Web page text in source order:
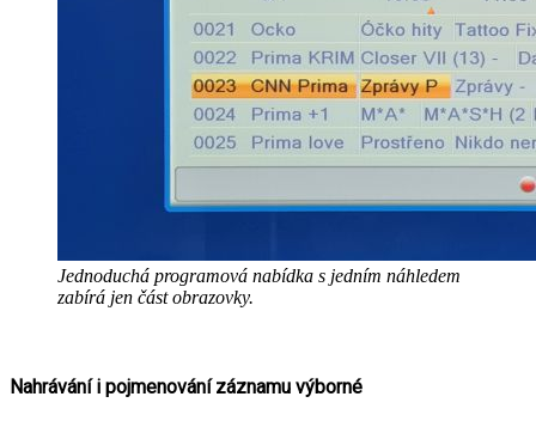
Jednoduchá programová nabídka s jedním náhledem
zabírá jen část obrazovky.
Nahrávání i pojmenování záznamu výborné